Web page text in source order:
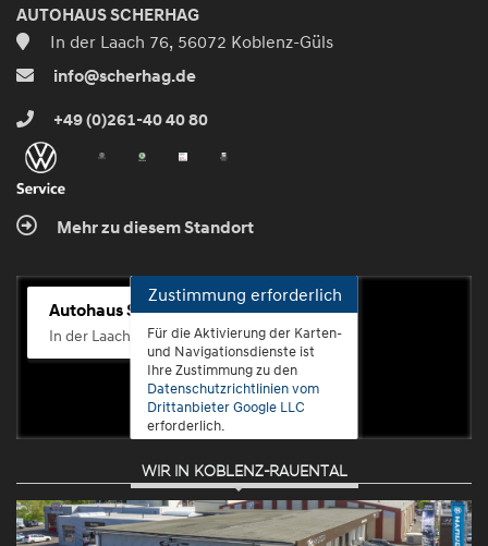
AUTOHAUS SCHERHAG
In der Laach 76, 56072 Koblenz-Güls
info@scherhag.de
+49 (0)261-40 40 80
Mehr zu diesem Standort
Autohaus Scherhag
In der Laach 76, 56072 Koblenz-Güls
Zustimmung erforderlich
Für die Aktivierung der Karten-
und Navigationsdienste ist
Ihre Zustimmung zu den
Datenschutzrichtlinien vom
Drittanbieter Google LLC
erforderlich.
Zustimmen
und
aktivieren
WIR IN KOBLENZ-RAUENTAL